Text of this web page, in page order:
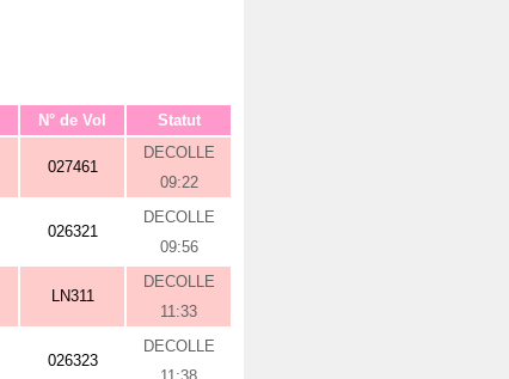
N° de Vol Statut
027461
DECOLLE
09:22
026321
DECOLLE
09:56
LN311
DECOLLE
11:33
026323
DECOLLE